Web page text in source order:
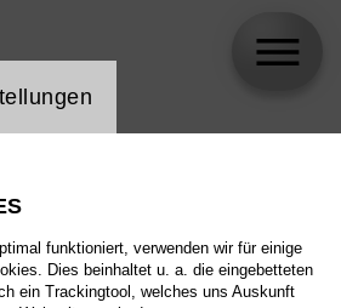
Cookie
funktioniert, verwenden wir für einige
Dies beinhaltet u. a. die eingebetteten
ein Trackingtool, welches uns Auskunft